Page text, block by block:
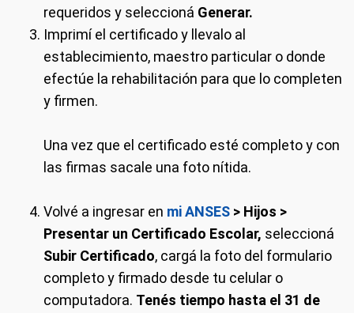
requeridos y seleccioná Generar.
Imprimí el certificado y llevalo al
establecimiento, maestro particular o donde
efectúe la rehabilitación para que lo completen
y firmen.
Una vez que el certificado esté completo y con
las firmas sacale una foto nítida.
Volvé a ingresar en mi ANSES > Hijos >
Presentar un Certificado Escolar, seleccioná
Subir Certificado, cargá la foto del formulario
completo y firmado desde tu celular o
computadora. Tenés tiempo hasta el 31 de